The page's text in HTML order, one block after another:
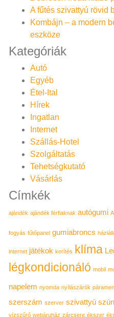
A fűtés szivattyú rövid
Kombájn – a modern
eszköze
Kategóriák
Autó
Egyéb
Étel-Ital
Hírek
Ingatlan
Internet
Szállás-Hotel
Szolgáltatás
Tehetségkutató
Vásárlás
Címkék
ajándék ajándék férfiaknak autógumi
fogyás fűtőpanel gumiabroncs
internet játékok kerítés klíma
légkondicionáló mobil
napelem nyomda nyílászárók
szerszám szerver szivattyú
vízszűrő webáruház zárcsere ékszer